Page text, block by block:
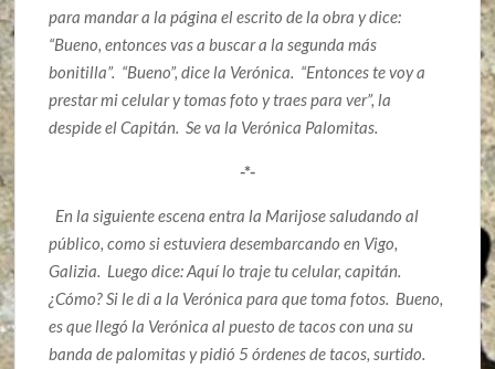
para mandar a la página el escrito de la obra y dice:
“Bueno, entonces vas a buscar a la segunda más
bonitilla”. “Bueno”, dice la Verónica. “Entonces te voy a
prestar mi celular y tomas foto y traes para ver”, la
despide el Capitán. Se va la Verónica Palomitas.
-*-
En la siguiente escena entra la Marijose saludando al
público, como si estuviera desembarcando en Vigo,
Galizia. Luego dice: Aquí lo traje tu celular, capitán.
¿Cómo? Si le di a la Verónica para que toma fotos. Bueno,
es que llegó la Verónica al puesto de tacos con una su
banda de palomitas y pidió 5 órdenes de tacos, surtido.